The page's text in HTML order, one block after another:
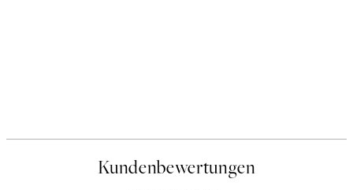
Kundenbewertungen